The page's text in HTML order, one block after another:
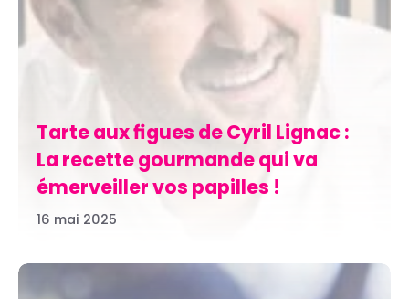
Tarte aux figues de Cyril Lignac :
La recette gourmande qui va
émerveiller vos papilles !
16 mai 2025